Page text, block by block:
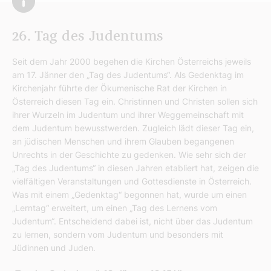
26. Tag des Judentums
Seit dem Jahr 2000 begehen die Kirchen Österreichs jeweils
am 17. Jänner den „Tag des Judentums“. Als Gedenktag im
Kirchenjahr führte der Ökumenische Rat der Kirchen in
Österreich diesen Tag ein. Christinnen und Christen sollen sich
ihrer Wurzeln im Judentum und ihrer Weggemeinschaft mit
dem Judentum bewusstwerden. Zugleich lädt dieser Tag ein,
an jüdischen Menschen und ihrem Glauben begangenen
Unrechts in der Geschichte zu gedenken. Wie sehr sich der
„Tag des Judentums“ in diesen Jahren etabliert hat, zeigen die
vielfältigen Veranstaltungen und Gottesdienste in Österreich.
Was mit einem „Gedenktag“ begonnen hat, wurde um einen
„Lerntag“ erweitert, um einen „Tag des Lernens vom
Judentum“. Entscheidend dabei ist, nicht über das Judentum
zu lernen, sondern vom Judentum und besonders mit
Jüdinnen und Juden.